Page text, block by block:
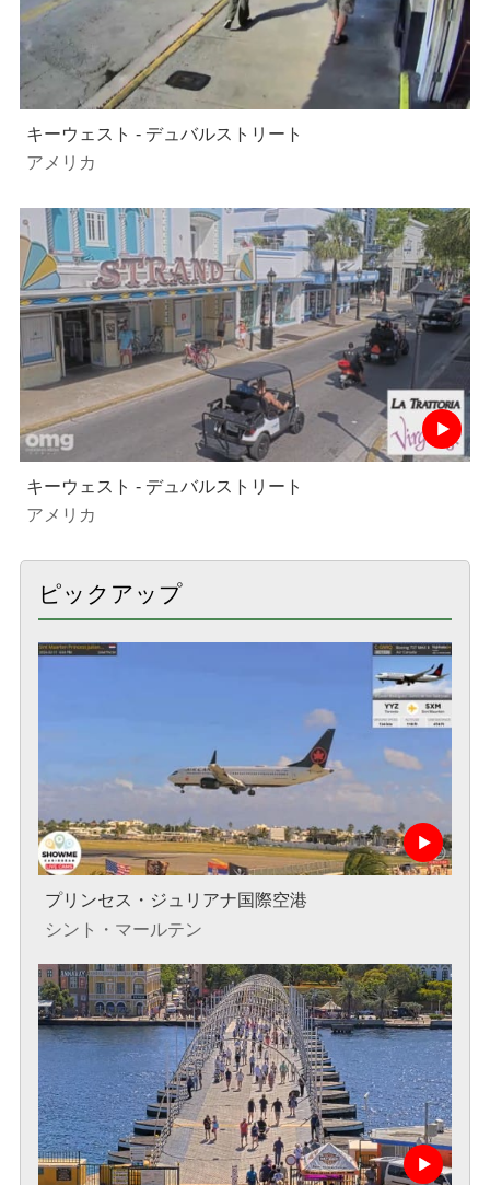
キーウェスト - デュバルストリート
アメリカ
キーウェスト - デュバルストリート
アメリカ
ピックアップ
プリンセス・ジュリアナ国際空港
シント・マールテン